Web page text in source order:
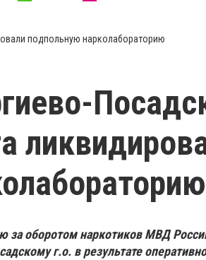
подпольную нарколабораторию
за оборотом наркотиков МВД
г.о. в результате